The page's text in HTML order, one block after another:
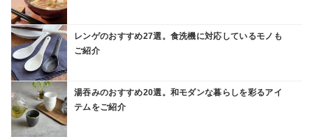
レンゲのおすすめ27選。食洗機に対応しているモノも
ご紹介
湯吞みのおすすめ20選。和モダンな暮らしを彩るアイ
テムをご紹介